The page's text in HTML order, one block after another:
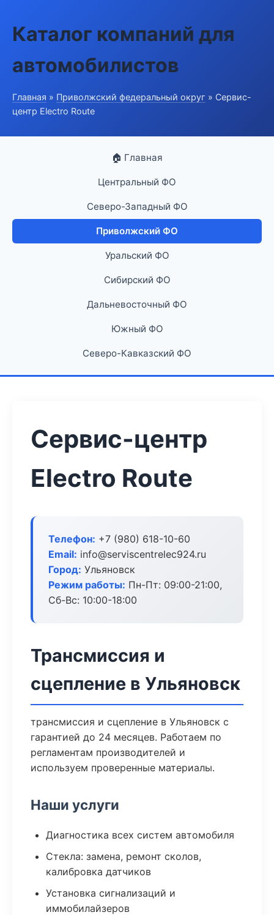
Каталог компаний для
автомобилистов
Главная » Приволжский федеральный округ » Сервис-
центр Electro Route
🏠 Главная
Центральный ФО
Северо-Западный ФО
Приволжский ФО
Уральский ФО
Сибирский ФО
Дальневосточный ФО
Южный ФО
Северо-Кавказский ФО
Сервис-центр
Electro Route
Телефон: +7 (980) 618-10-60
Email: info@serviscentrelec924.ru
Город: Ульяновск
Режим работы: Пн-Пт: 09:00-21:00,
Сб-Вс: 10:00-18:00
Трансмиссия и
сцепление в Ульяновск
трансмиссия и сцепление в Ульяновск с
гарантией до 24 месяцев. Работаем по
регламентам производителей и
используем проверенные материалы.
Наши услуги
Диагностика всех систем автомобиля
Стекла: замена, ремонт сколов,
калибровка датчиков
Установка сигнализаций и
иммобилайзеров